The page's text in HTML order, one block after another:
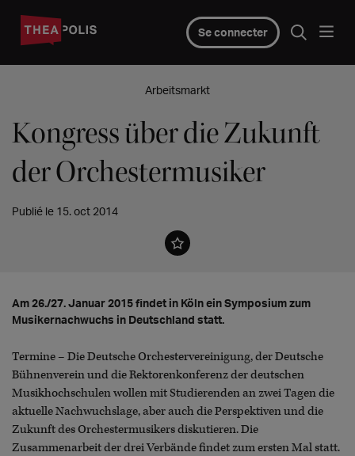
Se connecter
Arbeitsmarkt
Kongress über die Zukunft
der Orchestermusiker
Publié le 15. oct 2014
Am 26./27. Januar 2015 findet in Köln ein Symposium zum
Musikernachwuchs in Deutschland statt.
Termine – Die Deutsche Orchestervereinigung, der Deutsche
Bühnenverein und die Rektorenkonferenz der deutschen
Musikhochschulen wollen mit Studierenden an zwei Tagen die
aktuelle Nachwuchslage, aber auch die Perspektiven und die
Zukunft des Orchestermusikers diskutieren. Die
Zusammenarbeit der drei Verbände findet zum ersten Mal statt.